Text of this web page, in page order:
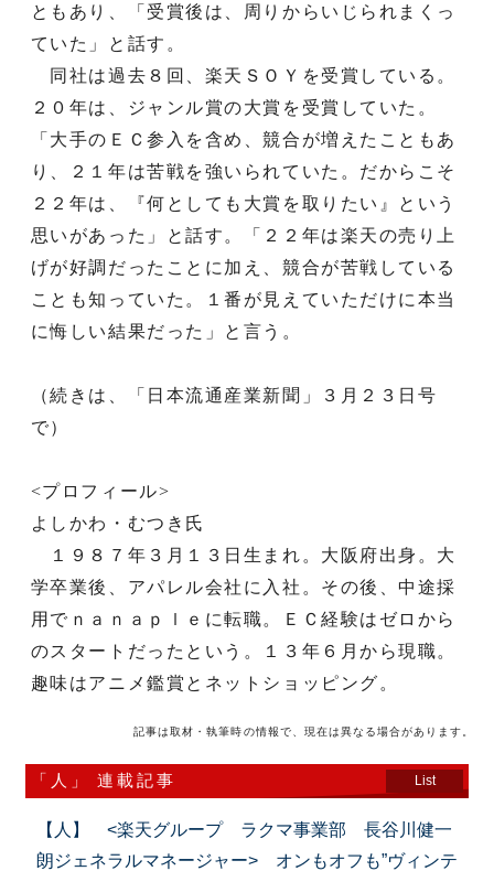
ともあり、「受賞後は、周りからいじられまくっ
ていた」と話す。
同社は過去８回、楽天ＳＯＹを受賞している。
２０年は、ジャンル賞の大賞を受賞していた。
「大手のＥＣ参入を含め、競合が増えたこともあ
り、２１年は苦戦を強いられていた。だからこそ
２２年は、『何としても大賞を取りたい』という
思いがあった」と話す。「２２年は楽天の売り上
げが好調だったことに加え、競合が苦戦している
ことも知っていた。１番が見えていただけに本当
に悔しい結果だった」と言う。
（続きは、「日本流通産業新聞」３月２３日号
で）
<プロフィール>
よしかわ・むつき氏
１９８７年３月１３日生まれ。大阪府出身。大
学卒業後、アパレル会社に入社。その後、中途採
用でｎａｎａｐｌｅに転職。ＥＣ経験はゼロから
のスタートだったという。１３年６月から現職。
趣味はアニメ鑑賞とネットショッピング。
記事は取材・執筆時の情報で、現在は異なる場合があります。
「人」 連載記事 List
【人】 <楽天グループ ラクマ事業部 長谷川健一
朗ジェネラルマネージャー> オンもオフも”ヴィンテ